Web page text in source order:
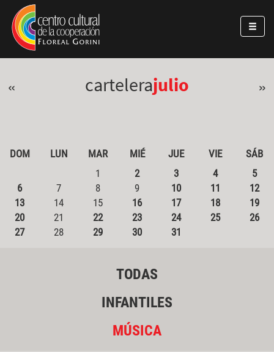
Pasar al contenido principal
Jump to main content
« cartelerajulio »
DOM LUN MAR MIÉ JUE VIE
SÁB
1
2 3 4
5
6
7 8 9 10 11
12
13
14 15 16 17 18
19
20
21 22 23 24 25
26
27
28 29 30 31
TODAS
INFANTILES
MÚSICA